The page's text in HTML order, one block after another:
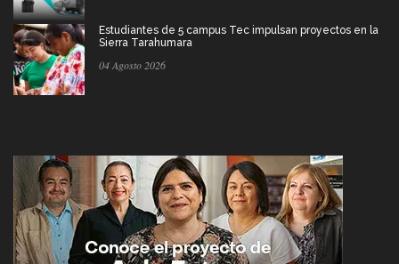
Estudiantes de 5 campus Tec impulsan proyectos en la
Sierra Tarahumara
04 Agosto 2026